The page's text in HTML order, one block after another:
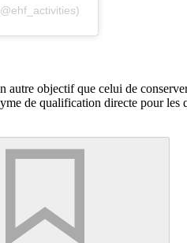
objectif que celui de
de qualification directe pour les